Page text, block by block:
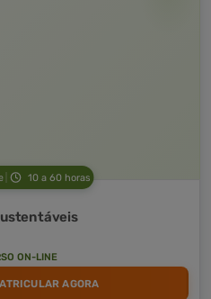
10 a 60 horas
ON-LINE
AGORA